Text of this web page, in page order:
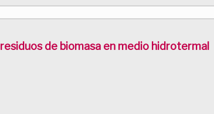
de biomasa en medio hidrotermal